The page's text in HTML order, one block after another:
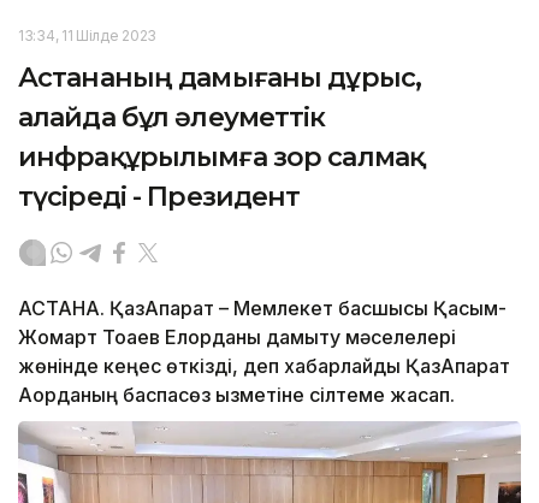
13:34, 11 Шілде 2023
Астананың дамығаны дұрыс,
алайда бұл әлеуметтік
инфрақұрылымға зор салмақ
түсіреді - Президент
АСТАНА. ҚазАқпарат – Мемлекет басшысы Қасым-
Жомарт Тоқаев Елорданы дамыту мәселелері
жөнінде кеңес өткізді, деп хабарлайды ҚазАқпарат
Ақорданың баспасөз қызметіне сілтеме жасап.